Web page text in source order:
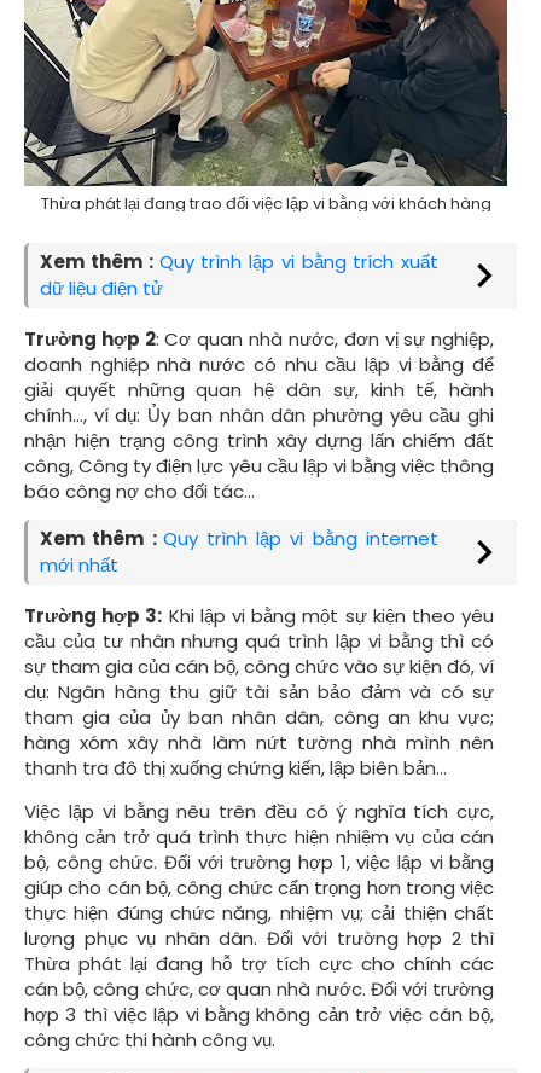
Thừa phát lại đang trao đổi việc lập vi bằng với khách hàng
Xem thêm : Quy trình lập vi bằng trích xuất
dữ liệu điện tử
Trường hợp 2: Cơ quan nhà nước, đơn vị sự nghiệp,
doanh nghiệp nhà nước có nhu cầu lập vi bằng để
giải quyết những quan hệ dân sự, kinh tế, hành
chính..., ví dụ: Ủy ban nhân dân phường yêu cầu ghi
nhận hiện trạng công trình xây dựng lấn chiếm đất
công, Công ty điện lực yêu cầu lập vi bằng việc thông
báo công nợ cho đối tác…
Xem thêm : Quy trình lập vi bằng internet
mới nhất
Trường hợp 3: Khi lập vi bằng một sự kiện theo yêu
cầu của tư nhân nhưng quá trình lập vi bằng thì có
sự tham gia của cán bộ, công chức vào sự kiện đó, ví
dụ: Ngân hàng thu giữ tài sản bảo đảm và có sự
tham gia của ủy ban nhân dân, công an khu vực;
hàng xóm xây nhà làm nứt tường nhà mình nên
thanh tra đô thị xuống chứng kiến, lập biên bản...
Việc lập vi bằng nêu trên đều có ý nghĩa tích cực,
không cản trở quá trình thực hiện nhiệm vụ của cán
bộ, công chức. Đối với trường hợp 1, việc lập vi bằng
giúp cho cán bộ, công chức cẩn trọng hơn trong việc
thực hiện đúng chức năng, nhiệm vụ; cải thiện chất
lượng phục vụ nhân dân. Đối với trường hợp 2 thì
Thừa phát lại đang hỗ trợ tích cực cho chính các
cán bộ, công chức, cơ quan nhà nước. Đối với trường
hợp 3 thì việc lập vi bằng không cản trở việc cán bộ,
công chức thi hành công vụ.